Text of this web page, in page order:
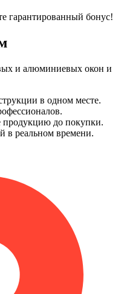
гарантированный бонус!
и алюминиевых окон и
в одном месте.
продукцию до покупки.
в реальном времени.